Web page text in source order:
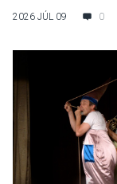
2026 JÚL 09 0